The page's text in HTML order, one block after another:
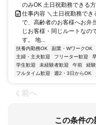
のみOK 土日祝勤務できる方
仕事内容 ＼土日祝勤務でき
で、高齢者のお客様へお弁
じお客様・同じルートなの
す。 地...
扶養内勤務OK 副業・WワークOK
主婦・主夫歓迎
フリーター歓迎
学生歓迎
未経験者歓迎 午前 経
フルタイム歓迎
週2・3日からOK
前へ
この条件